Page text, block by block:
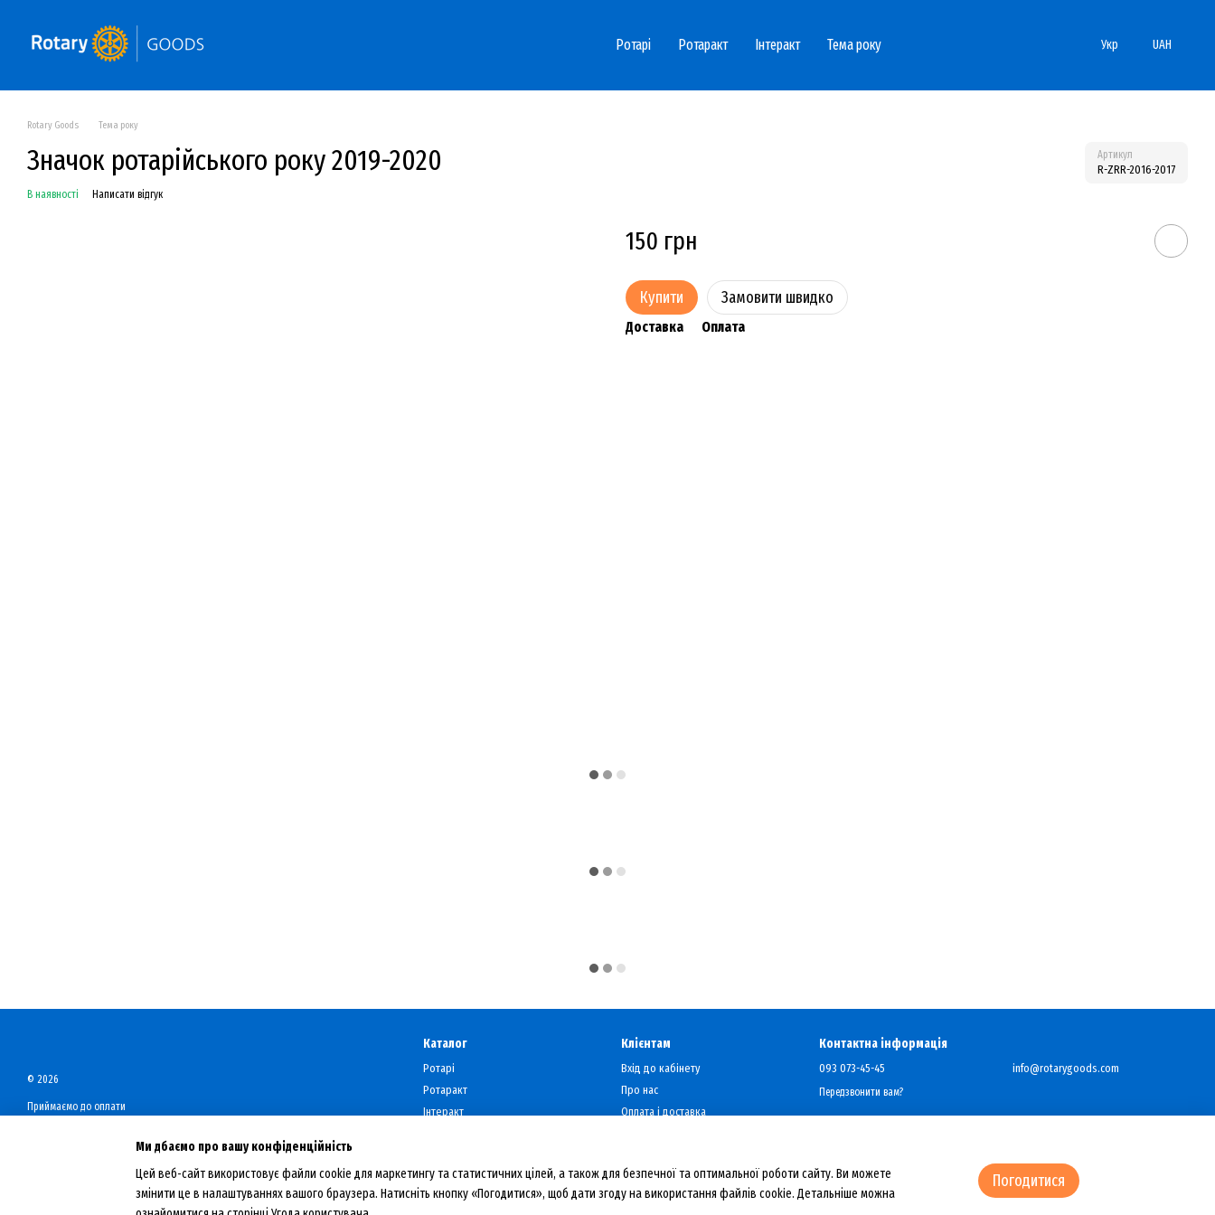
Ротарі Ротаракт Інтеракт Тема року Укр UAH
Rotary Goods Тема року
Значок ротарійського року 2019-2020 Артикул
R-ZRR-2016-2017
В наявності Написати відгук
150 грн
Купити Замовити швидко
Доставка Оплата
© 2026
Приймаємо до оплати
Інтернет-магазин створений з Хорошоп
Каталог
Ротарі
Ротаракт
Інтеракт
Клієнтам
Вхід до кабінету
Про нас
Оплата і доставка
Договір публічної оферти
Контактна інформація
093 073-45-45
Передзвонити вам?
info@rotarygoods.com
Ми дбаємо про вашу конфіденційність
Цей веб-сайт використовує файли cookie для маркетингу та статистичних цілей, а також для безпечної та оптимальної роботи сайту. Ви можете
змінити це в налаштуваннях вашого браузера. Натисніть кнопку «Погодитися», щоб дати згоду на використання файлів cookie. Детальніше можна
Погодитися